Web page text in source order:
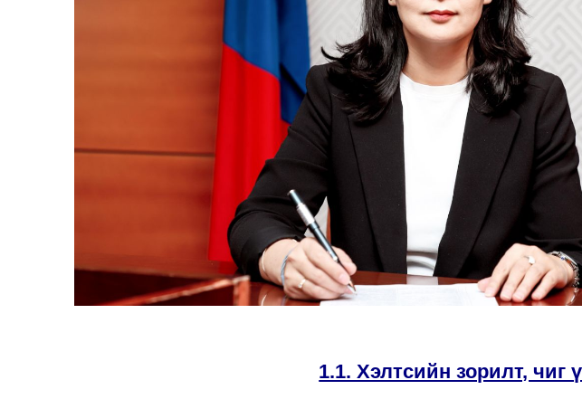
1.1. Хэлтсийн зорилт, чиг